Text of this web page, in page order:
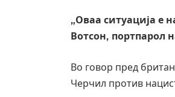
„Оваа ситуација е
Вотсон, портпарол
Во говор пред
Черчил против